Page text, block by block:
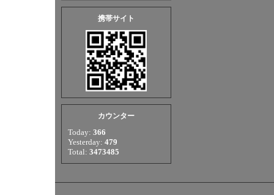
携帯サイト
カウンター
Today: 366
Yesterday: 479
Total: 3473485